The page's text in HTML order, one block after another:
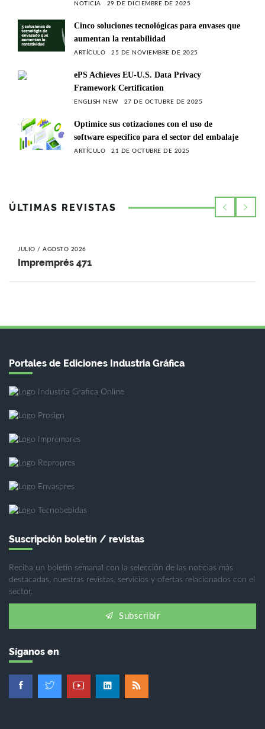
NOTICIA 29 DE DICIEMBRE DE 2025
Cinco soluciones tecnológicas para envases que
aumentan la rentabilidad
ARTÍCULO 25 DE NOVIEMBRE DE 2025
ePS Achieves EU-U.S. Data Privacy
Framework Certification
ENGLISH NEW 27 DE OCTUBRE DE 2025
Optimice sus cotizaciones con el uso de
software específico para el sector del embalaje
ARTÍCULO 21 DE OCTUBRE DE 2025
ÚLTIMAS REVISTAS
JULIO / AGOSTO 2026
Impremprés 471
Portales de Ediciones Industria Gráfica
Suscripción boletín / revistas
Reciba un boletín semanal con la selección de las noticias más
destacadas, nuestras revistas, servicios y ofertas relacionados con el
sector.
Subscribir
Síganos en